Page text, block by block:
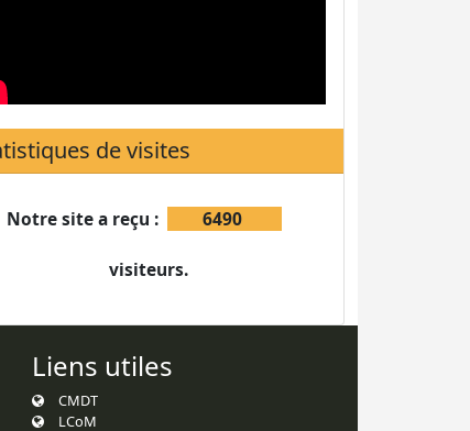
de visites
Notre site a reçu : 6490
visiteurs.
Liens utiles
CMDT
LCoM